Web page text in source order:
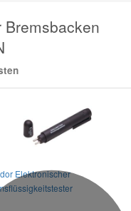
Elektronischer